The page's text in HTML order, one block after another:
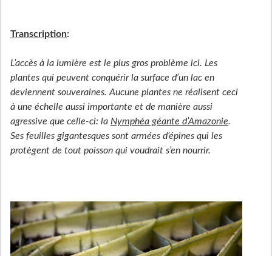
Transcription:
L’accès à la lumière est le plus gros problème ici. Les
plantes qui peuvent conquérir la surface d’un lac en
deviennent souveraines. Aucune plantes ne réalisent ceci
à une échelle aussi importante et de manière aussi
agressive que celle-ci: la Nymphéa géante d’Amazonie.
Ses feuilles gigantesques sont armées d’épines qui les
protègent de tout poisson qui voudrait s’en nourrir.